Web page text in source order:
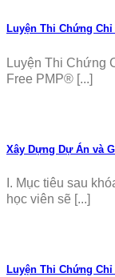
Luyện Thi Chứng
Luyện Thi Chứng
Free PMP® [...]
Xây Dựng Dự Án và
I. Mục tiêu sau
học viên sẽ [...]
Luyện Thi Chứng